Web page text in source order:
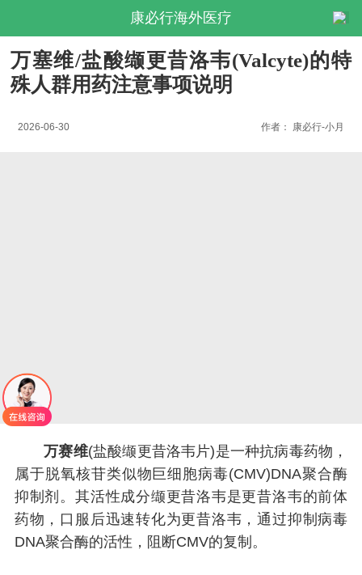
康必行海外医疗
万塞维/盐酸缬更昔洛韦(Valcyte)的特
殊人群用药注意事项说明
2026-06-30 作者： 康必行-小月
万赛维(盐酸缬更昔洛韦片)是一种抗病毒药物，
属于脱氧核苷类似物巨细胞病毒(CMV)DNA聚合酶
抑制剂。其活性成分缬更昔洛韦是更昔洛韦的前体
药物，口服后迅速转化为更昔洛韦，通过抑制病毒
DNA聚合酶的活性，阻断CMV的复制。